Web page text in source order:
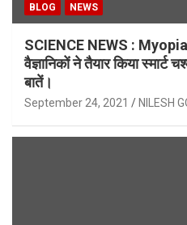
BLOG NEWS
SCIENCE NEWS :
वैज्ञानिकों ने तैयार किया
बातें।
September 24, 2021 NILESH